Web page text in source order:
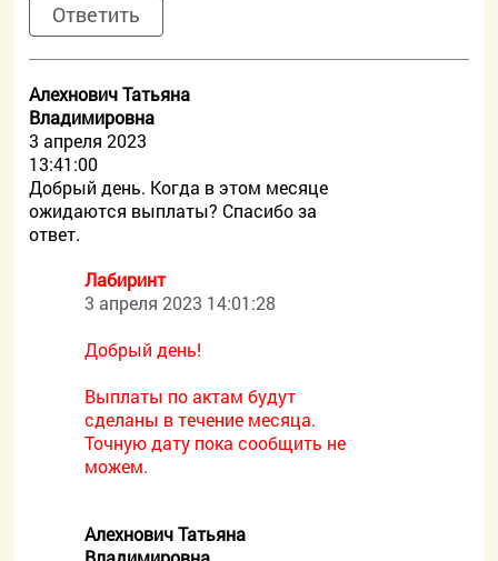
Ответить
Алехнович Татьяна
Владимировна
3 апреля 2023
13:41:00
Добрый день. Когда в этом месяце
ожидаются выплаты? Спасибо за
ответ.
Лабиринт
3 апреля 2023 14:01:28
Добрый день!
Выплаты по актам будут
сделаны в течение месяца.
Точную дату пока сообщить не
можем.
Алехнович Татьяна